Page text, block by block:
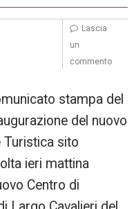
stampa del
del nuovo
Turistica sito
ieri mattina
Centro di
Lascia
un
commento